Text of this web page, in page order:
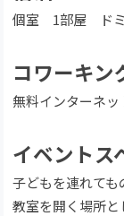
個室 1部屋 ド
コワーキン
無料インターネ
イベントス
子どもを連れて
教室を開く場所と